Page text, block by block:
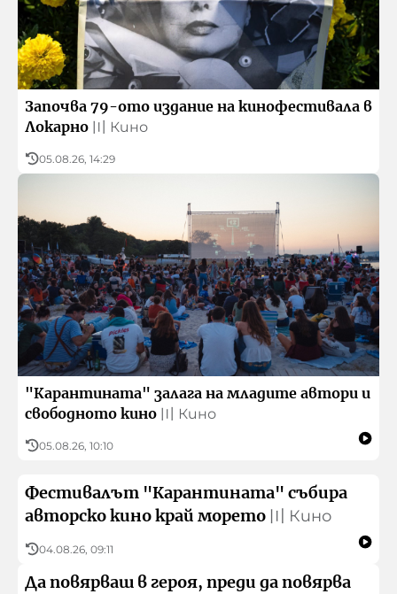
Архивен фонд на БНР
Започва 79-ото издание на кинофестивала в
Локарно 〣 Кино
05.08.26, 14:29
"Карантината" залага на младите автори и
свободното кино 〣 Кино
05.08.26, 10:10
Фестивалът "Карантината" събира
авторско кино край морето 〣 Кино
04.08.26, 09:11
Да повярваш в героя, преди да повярва